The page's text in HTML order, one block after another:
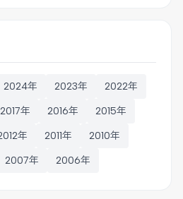
2024年 2023年 2022年
2017年 2016年 2015年
年 2011年 2010年
2007年 2006年